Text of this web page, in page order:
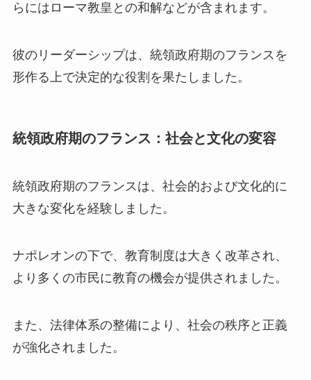
らにはローマ教皇との和解などが含まれます。
彼のリーダーシップは、統領政府期のフランスを
形作る上で決定的な役割を果たしました。
統領政府期のフランス：社会と文化の変容
統領政府期のフランスは、社会的および文化的に
大きな変化を経験しました。
ナポレオンの下で、教育制度は大きく改革され、
より多くの市民に教育の機会が提供されました。
また、法律体系の整備により、社会の秩序と正義
が強化されました。